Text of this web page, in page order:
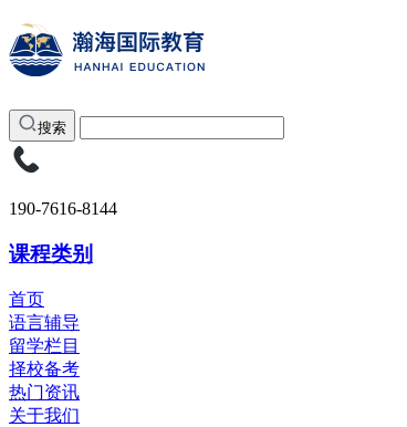
搜索
190-7616-8144
课程类别
首页
语言辅导
留学栏目
择校备考
热门资讯
关于我们